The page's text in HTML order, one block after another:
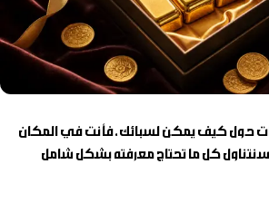
حولكيف يمكن لسبائك ، فأنت في المكان
سنتناول كل ما تحتاج معرفته بشكل شامل